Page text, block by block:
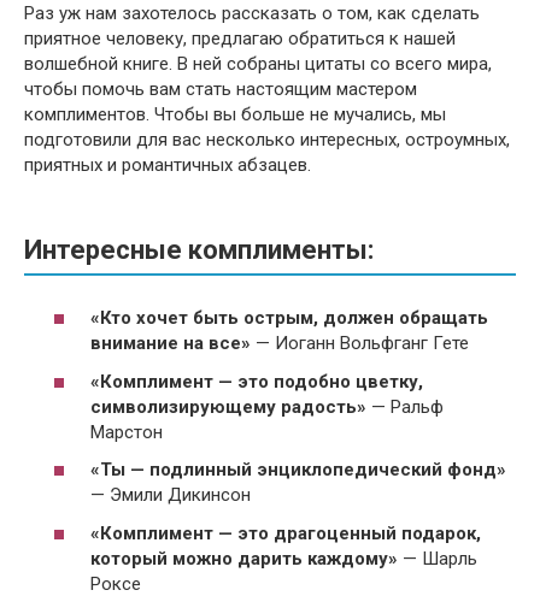
Раз уж нам захотелось рассказать о том, как сделать
приятное человеку, предлагаю обратиться к нашей
волшебной книге. В ней собраны цитаты со всего мира,
чтобы помочь вам стать настоящим мастером
комплиментов. Чтобы вы больше не мучались, мы
подготовили для вас несколько интересных, остроумных,
приятных и романтичных абзацев.
Интересные комплименты:
«Кто хочет быть острым, должен обращать
внимание на все» — Иоганн Вольфганг Гете
«Комплимент — это подобно цветку,
символизирующему радость» — Ральф
Марстон
«Ты — подлинный энциклопедический фонд»
— Эмили Дикинсон
«Комплимент — это драгоценный подарок,
который можно дарить каждому» — Шарль
Роксе